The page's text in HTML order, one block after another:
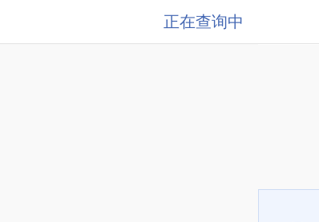
正在查询中